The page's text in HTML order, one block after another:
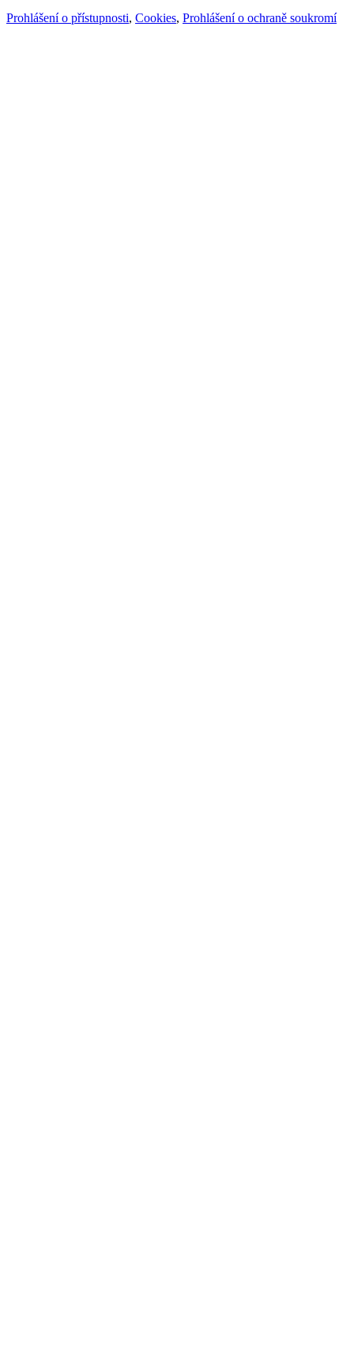
Prohlášení o přístupnosti, Cookies, Prohlášení o ochraně soukromí